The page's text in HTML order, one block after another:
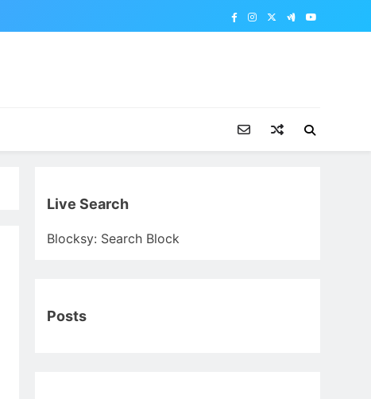
Live Search
Blocksy: Search Block
Posts